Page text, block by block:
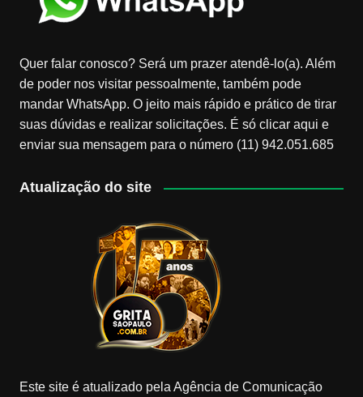
Quer falar conosco? Será um prazer atendê-lo(a). Além
de poder nos visitar pessoalmente, também pode
mandar WhatsApp. O jeito mais rápido e prático de tirar
suas dúvidas e realizar solicitações. É só clicar aqui e
enviar sua mensagem para o número (11) 942.051.685
Atualização do site
Este site é atualizado pela Agência de Comunicação